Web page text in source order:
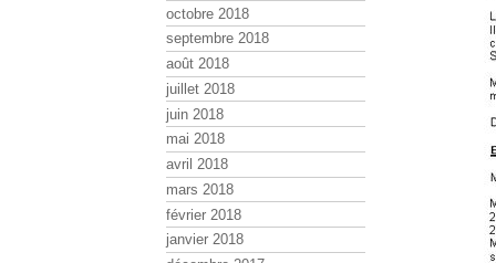
octobre 2018
septembre 2018
août 2018
juillet 2018
juin 2018
mai 2018
avril 2018
mars 2018
février 2018
janvier 2018